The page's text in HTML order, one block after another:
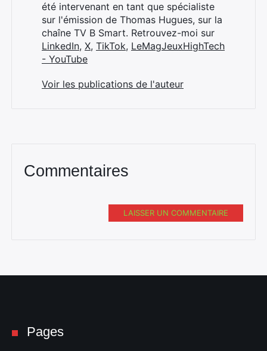
été intervenant en tant que spécialiste
sur l'émission de Thomas Hugues, sur la
chaîne TV B Smart. Retrouvez-moi sur
LinkedIn, X, TikTok, LeMagJeuxHighTech
- YouTube
Voir les publications de l'auteur
Commentaires
LAISSER UN COMMENTAIRE
Pages